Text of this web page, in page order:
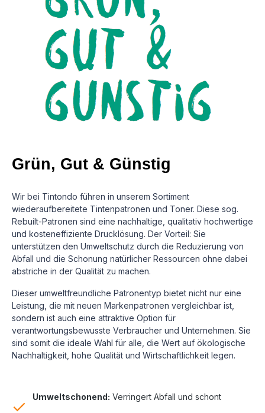
Grün, Gut & Günstig
Wir bei Tintondo führen in unserem Sortiment
wiederaufbereitete Tintenpatronen und Toner. Diese sog.
Rebuilt-Patronen sind eine nachhaltige, qualitativ hochwertige
und kosteneffiziente Drucklösung. Der Vorteil: Sie
unterstützen den Umweltschutz durch die Reduzierung von
Abfall und die Schonung natürlicher Ressourcen ohne dabei
abstriche in der Qualität zu machen.
Dieser umweltfreundliche Patronentyp bietet nicht nur eine
Leistung, die mit neuen Markenpatronen vergleichbar ist,
sondern ist auch eine attraktive Option für
verantwortungsbewusste Verbraucher und Unternehmen. Sie
sind somit die ideale Wahl für alle, die Wert auf ökologische
Nachhaltigkeit, hohe Qualität und Wirtschaftlichkeit legen.
Umweltschonend: Verringert Abfall und schont